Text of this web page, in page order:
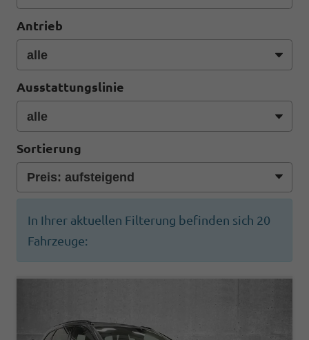
Antrieb
Ausstattungslinie
Sortierung
In Ihrer aktuellen Filterung befinden sich 20
Fahrzeuge: